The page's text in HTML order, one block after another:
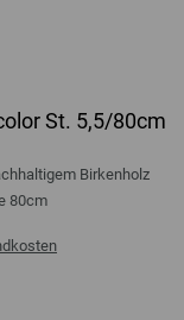
St. 5,5/80cm
Birkenholz
80cm